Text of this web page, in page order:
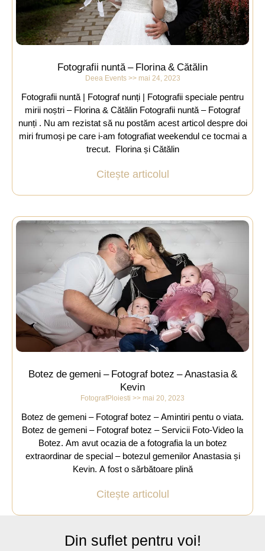
Fotografii nuntă – Florina & Cătălin
Deea Events mai 24, 2023
Fotografii nuntă | Fotograf nunți | Fotografii speciale pentru
mirii noștri – Florina & Cătălin Fotografii nuntă – Fotograf
nunți . Nu am rezistat să nu postăm acest articol despre doi
miri frumoși pe care i-am fotografiat weekendul ce tocmai a
trecut. Florina și Cătălin
Citește articolul
Botez de gemeni – Fotograf botez – Anastasia &
Kevin
FotografPloiesti mai 20, 2023
Botez de gemeni – Fotograf botez – Amintiri pentu o viata.
Botez de gemeni – Fotograf botez – Servicii Foto-Video la
Botez. Am avut ocazia de a fotografia la un botez
extraordinar de special – botezul gemenilor Anastasia și
Kevin. A fost o sărbătoare plină
Citește articolul
Din suflet pentru voi!